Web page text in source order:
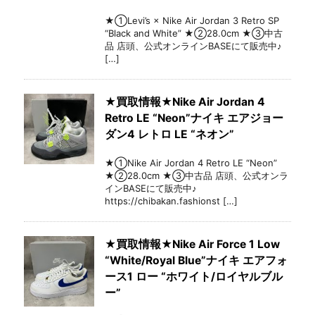
★①Levi’s × Nike Air Jordan 3 Retro SP
“Black and White” ★②28.0cm ★③中古
品 店頭、公式オンラインBASEにて販売中♪
[…]
★買取情報★Nike Air Jordan 4
Retro LE “Neon”ナイキ エアジョー
ダン4 レトロ LE “ネオン”
★①Nike Air Jordan 4 Retro LE “Neon”
★②28.0cm ★③中古品 店頭、公式オンラ
インBASEにて販売中♪
https://chibakan.fashionst […]
★買取情報★Nike Air Force 1 Low
“White/Royal Blue”ナイキ エアフォ
ース1 ロー “ホワイト/ロイヤルブル
ー”